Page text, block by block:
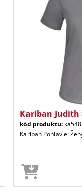
Kariban
kód produktu:
Kariban Pohlavie: